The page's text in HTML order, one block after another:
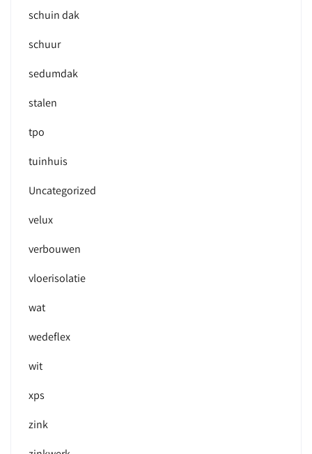
schuin dak
schuur
sedumdak
stalen
tpo
tuinhuis
Uncategorized
velux
verbouwen
vloerisolatie
wat
wedeflex
wit
xps
zink